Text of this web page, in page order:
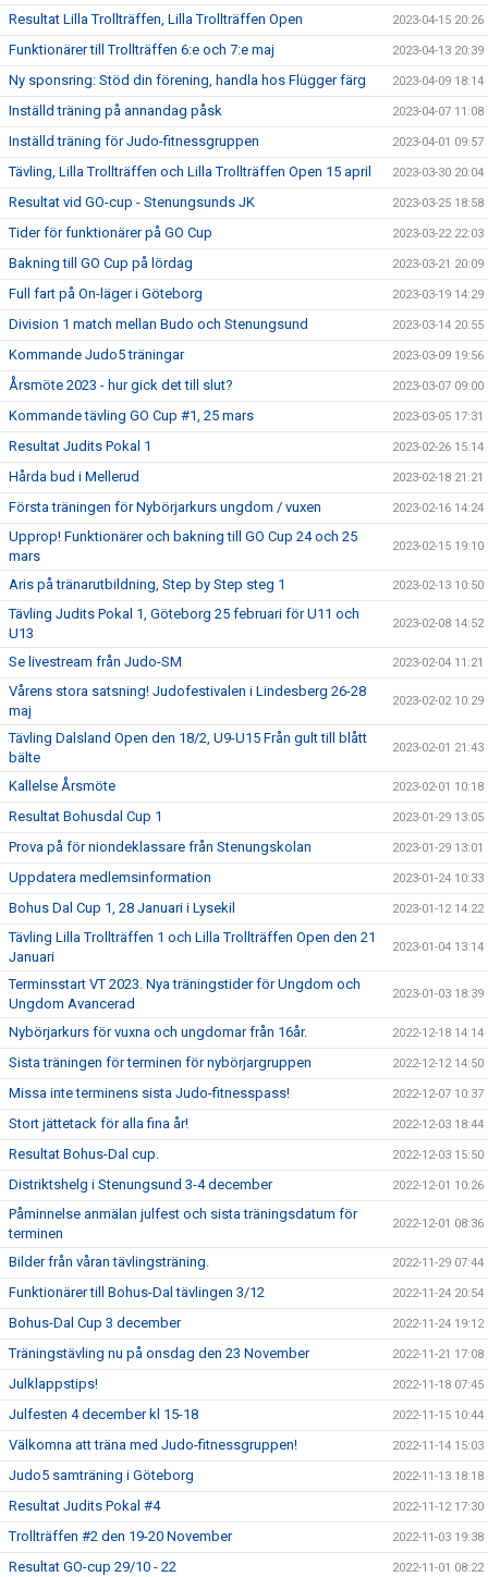
Resultat Lilla Trollträffen, Lilla Trollträffen Open 2023-04-15 20:26
Funktionärer till Trollträffen 6:e och 7:e maj 2023-04-13 20:39
Ny sponsring: Stöd din förening, handla hos Flügger färg 2023-04-09 18:14
Inställd träning på annandag påsk 2023-04-07 11:08
Inställd träning för Judo-fitnessgruppen 2023-04-01 09:57
Tävling, Lilla Trollträffen och Lilla Trollträffen Open 15 april 2023-03-30 20:04
Resultat vid GO-cup - Stenungsunds JK 2023-03-25 18:58
Tider för funktionärer på GO Cup 2023-03-22 22:03
Bakning till GO Cup på lördag 2023-03-21 20:09
Full fart på On-läger i Göteborg 2023-03-19 14:29
Division 1 match mellan Budo och Stenungsund 2023-03-14 20:55
Kommande Judo5 träningar 2023-03-09 19:56
Årsmöte 2023 - hur gick det till slut? 2023-03-07 09:00
Kommande tävling GO Cup #1, 25 mars 2023-03-05 17:31
Resultat Judits Pokal 1 2023-02-26 15:14
Hårda bud i Mellerud 2023-02-18 21:21
Första träningen för Nybörjarkurs ungdom / vuxen 2023-02-16 14:24
Upprop! Funktionärer och bakning till GO Cup 24 och 25
mars
2023-02-15 19:10
Aris på tränarutbildning, Step by Step steg 1 2023-02-13 10:50
Tävling Judits Pokal 1, Göteborg 25 februari för U11 och
U13
2023-02-08 14:52
Se livestream från Judo-SM 2023-02-04 11:21
Vårens stora satsning! Judofestivalen i Lindesberg 26-28
maj
2023-02-02 10:29
Tävling Dalsland Open den 18/2, U9-U15 Från gult till blått
bälte
2023-02-01 21:43
Kallelse Årsmöte 2023-02-01 10:18
Resultat Bohusdal Cup 1 2023-01-29 13:05
Prova på för niondeklassare från Stenungskolan 2023-01-29 13:01
Uppdatera medlemsinformation 2023-01-24 10:33
Bohus Dal Cup 1, 28 Januari i Lysekil 2023-01-12 14:22
Tävling Lilla Trollträffen 1 och Lilla Trollträffen Open den 21
Januari
2023-01-04 13:14
Terminsstart VT 2023. Nya träningstider för Ungdom och
Ungdom Avancerad
2023-01-03 18:39
Nybörjarkurs för vuxna och ungdomar från 16år. 2022-12-18 14:14
Sista träningen för terminen för nybörjargruppen 2022-12-12 14:50
Missa inte terminens sista Judo-fitnesspass! 2022-12-07 10:37
Stort jättetack för alla fina år! 2022-12-03 18:44
Resultat Bohus-Dal cup. 2022-12-03 15:50
Distriktshelg i Stenungsund 3-4 december 2022-12-01 10:26
Påminnelse anmälan julfest och sista träningsdatum för
terminen
2022-12-01 08:36
Bilder från våran tävlingsträning. 2022-11-29 07:44
Funktionärer till Bohus-Dal tävlingen 3/12 2022-11-24 20:54
Bohus-Dal Cup 3 december 2022-11-24 19:12
Träningstävling nu på onsdag den 23 November 2022-11-21 17:08
Julklappstips! 2022-11-18 07:45
Julfesten 4 december kl 15-18 2022-11-15 10:44
Välkomna att träna med Judo-fitnessgruppen! 2022-11-14 15:03
Judo5 samträning i Göteborg 2022-11-13 18:18
Resultat Judits Pokal #4 2022-11-12 17:30
Trollträffen #2 den 19-20 November 2022-11-03 19:38
Resultat GO-cup 29/10 - 22 2022-11-01 08:22